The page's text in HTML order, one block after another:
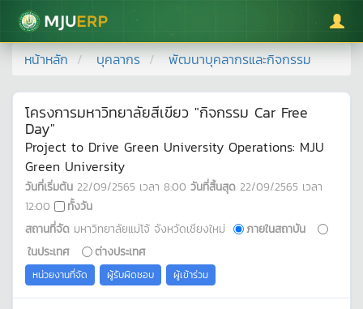
มหาวิทยาลัยแม่โจ้
หน้าหลัก บุคลากร พัฒนาบุคลากรและกิจกรรม
โครงการมหาวิทยาลัยสีเขียว "กิจกรรม Car Free
Day"
Project to Drive Green University Operations: MJU
Green University
วันที่เริ่มต้น 22/09/2565 เวลา 8:00 วันที่สิ้นสุด 22/09/2565 เวลา
12:00
ทั้งวัน
สถานที่จัด มหาวิทยาลัยแม่โจ้ จังหวัดเชียงใหม่
ภายในสถาบัน
ในประเทศ
ต่างประเทศ
หน่วยงานที่จัด ผู้รับผิดชอบ ผู้เข้าร่วม